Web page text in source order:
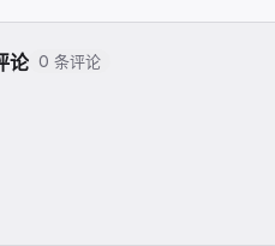
论 0 条评论